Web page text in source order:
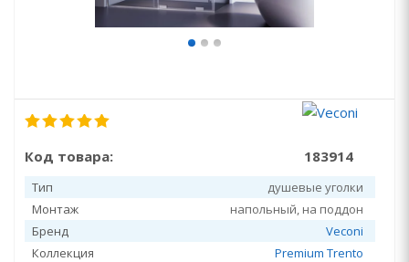
Код товара: 183914
Тип
душевые уголки
Монтаж
напольный, на поддон
Бренд
Veconi
Коллекция
Premium Trento